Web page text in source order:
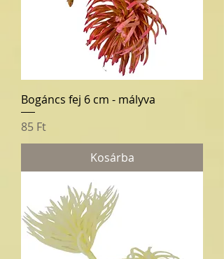
Bogáncs fej 6 cm - mályva
Ár
85 Ft
Kosárba